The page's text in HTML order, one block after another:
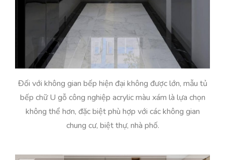
Đối với không gian bếp hiện đại không được lớn, mẫu tủ
bếp chữ U gỗ công nghiệp acrylic màu xám là lựa chọn
không thể hơn, đặc biệt phù hợp với các không gian
chung cư, biệt thự, nhà phố.